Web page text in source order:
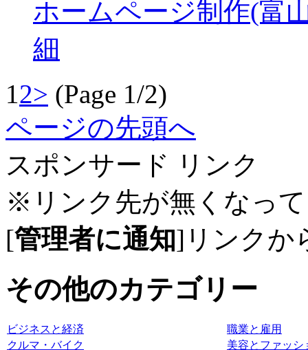
ホームページ制作(富
細
1 2> (Page 1/2)
ページの先頭へ
スポンサード リンク
※リンク先が無くなっ
[管理者に通知]リンクか
その他のカテゴリー
ビジネスと経済
職業と雇用
クルマ・バイク
美容とファッシ